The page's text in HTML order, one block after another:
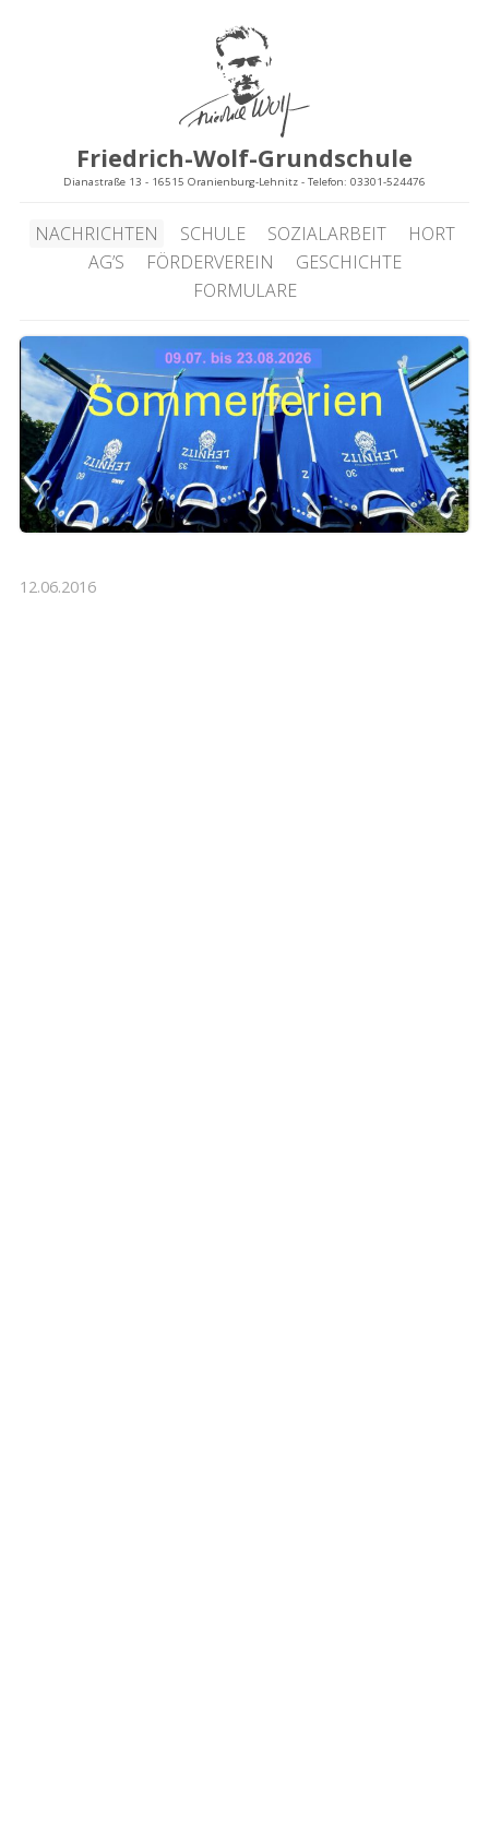
Friedrich-Wolf-Grundschule
Dianastraße 13 - 16515 Oranienburg-Lehnitz - Telefon: 03301-524476
NACHRICHTEN SCHULE SOZIALARBEIT
HORT
AG’S
FÖRDERVEREIN
GESCHICHTE
FORMULARE
12.06.2016